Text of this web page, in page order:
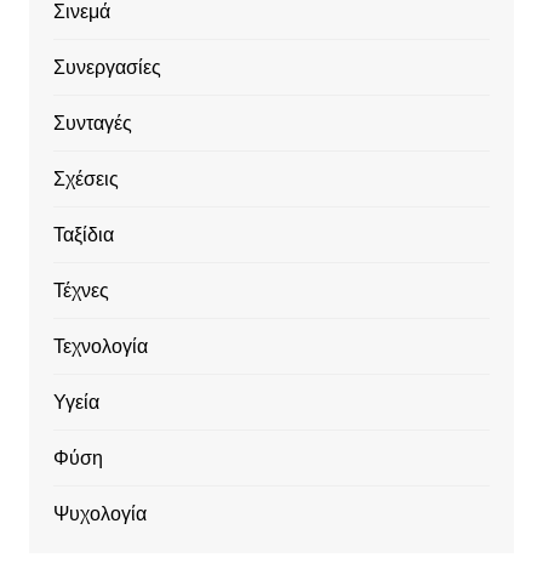
Σινεμά
Συνεργασίες
Συνταγές
Σχέσεις
Ταξίδια
Τέχνες
Τεχνολογία
Υγεία
Φύση
Ψυχολογία